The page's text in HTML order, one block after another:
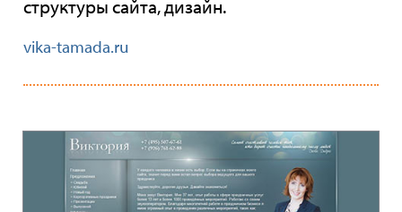
структуры сайта, дизайн.
vika-tamada.ru